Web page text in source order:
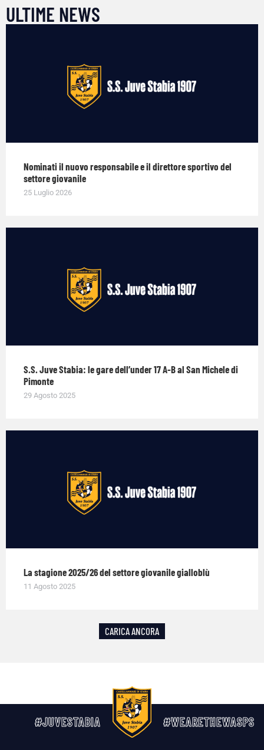
ULTIME NEWS
Nominati il nuovo responsabile e il direttore sportivo del
settore giovanile
25 Luglio 2026
S.S. Juve Stabia: le gare dell’under 17 A-B al San Michele di
Pimonte
29 Agosto 2025
La stagione 2025/26 del settore giovanile gialloblù
11 Agosto 2025
CARICA ANCORA
#JUVESTABIA #WEARETHEWASPS